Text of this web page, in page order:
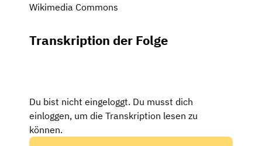
Wikimedia Commons
Transkription der Folge
Du bist nicht eingeloggt. Du musst dich
einloggen, um die Transkription lesen zu
können.